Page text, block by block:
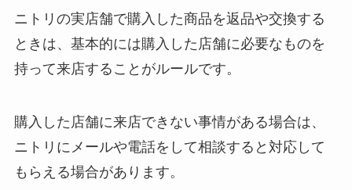
ニトリの実店舗で購入した商品を返品や交換する
ときは、基本的には購入した店舗に必要なものを
持って来店することがルールです。
購入した店舗に来店できない事情がある場合は、
ニトリにメールや電話をして相談すると対応して
もらえる場合があります。